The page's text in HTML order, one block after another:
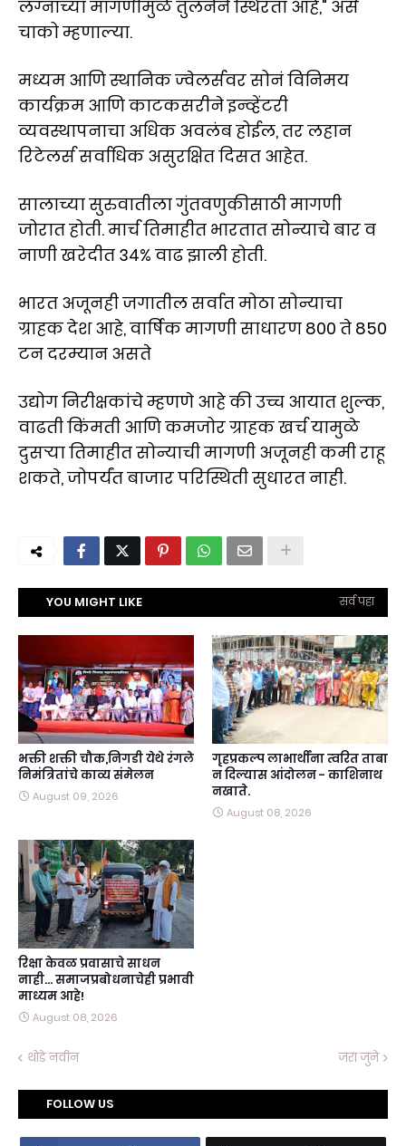
लग्नाच्या मागणीमुळे तुलनेने स्थिरता आहे," असे
चाको म्हणाल्या.
मध्यम आणि स्थानिक ज्वेलर्सवर सोनं विनिमय
कार्यक्रम आणि काटकसरीने इन्व्हेंटरी
व्यवस्थापनाचा अधिक अवलंब होईल, तर लहान
रिटेलर्स सर्वाधिक असुरक्षित दिसत आहेत.
सालाच्या सुरुवातीला गुंतवणुकीसाठी मागणी
जोरात होती. मार्च तिमाहीत भारतात सोन्याचे बार व
नाणी खरेदीत 34% वाढ झाली होती.
भारत अजूनही जगातील सर्वात मोठा सोन्याचा
ग्राहक देश आहे, वार्षिक मागणी साधारण 800 ते 850
टन दरम्यान असते
उद्योग निरीक्षकांचे म्हणणे आहे की उच्च आयात शुल्क,
वाढती किंमती आणि कमजोर ग्राहक खर्च यामुळे
दुसऱ्या तिमाहीत सोन्याची मागणी अजूनही कमी राहू
शकते, जोपर्यंत बाजार परिस्थिती सुधारत नाही.
YOU MIGHT LIKE सर्व पहा
भक्ती शक्ती चौक,निगडी येथे रंगले
निमंत्रितांचे काव्य संमेलन
August 09, 2026
गृहप्रकल्प लाभार्थींना त्वरित ताबा
न दिल्यास आंदोलन - काशिनाथ
नखाते.
August 08, 2026
रिक्षा केवळ प्रवासाचे साधन
नाही… समाजप्रबोधनाचेही प्रभावी
माध्यम आहे!
August 08, 2026
थोडे नवीन जरा जुने
FOLLOW US